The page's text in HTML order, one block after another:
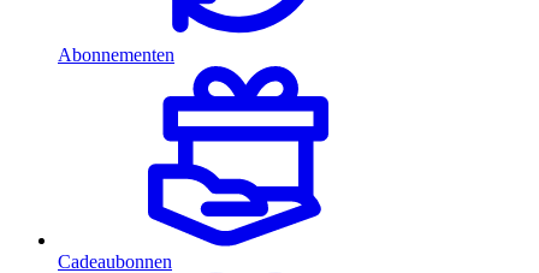
Abonnementen
Cadeaubonnen